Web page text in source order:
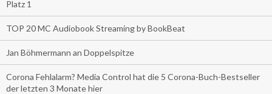
Platz 1
TOP 20 MC Audiobook Streaming by BookBeat
Jan Böhmermann an Doppelspitze
Corona Fehlalarm? Media Control hat die 5 Corona-Buch-Bestseller
der letzten 3 Monate hier